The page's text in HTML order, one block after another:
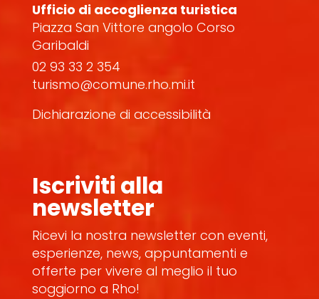
Ufficio di accoglienza turistica
Piazza San Vittore angolo Corso
Garibaldi
02 93 33 2 354
turismo@comune.rho.mi.it
Dichiarazione di accessibilità
Iscriviti alla
newsletter
Ricevi la nostra newsletter con eventi,
esperienze, news, appuntamenti e
offerte per vivere al meglio il tuo
soggiorno a Rho!